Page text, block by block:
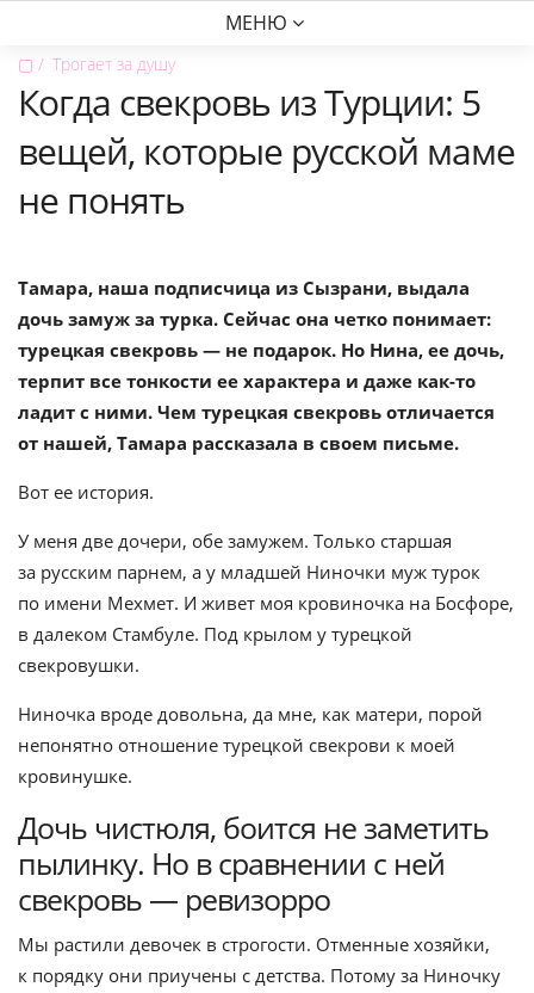
МЕНЮ
▢ Трогает за душу
Когда свекровь из Турции: 5
вещей, которые русской маме
не понять
Тамара, наша подписчица из Сызрани, выдала
дочь замуж за турка. Сейчас она четко понимает:
турецкая свекровь — не подарок. Но Нина, ее дочь,
терпит все тонкости ее характера и даже как-то
ладит с ними. Чем турецкая свекровь отличается
от нашей, Тамара рассказала в своем письме.
Вот ее история.
У меня две дочери, обе замужем. Только старшая
за русским парнем, а у младшей Ниночки муж турок
по имени Мехмет. И живет моя кровиночка на Босфоре,
в далеком Стамбуле. Под крылом у турецкой
свекровушки.
Ниночка вроде довольна, да мне, как матери, порой
непонятно отношение турецкой свекрови к моей
кровинушке.
Дочь чистюля, боится не заметить
пылинку. Но в сравнении с ней
свекровь — ревизорро
Мы растили девочек в строгости. Отменные хозяйки,
к порядку они приучены с детства. Потому за Ниночку